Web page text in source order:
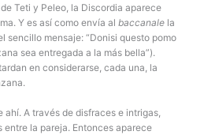
Teti y Peleo, la Discordia aparece
Y es así como envía al baccanale la
sencillo mensaje: “Donisi questo pomo
sea entregada a la más bella”).
en considerarse, cada una, la
ahí. A través de disfraces e intrigas,
la pareja. Entonces aparece